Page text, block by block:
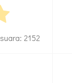
2152